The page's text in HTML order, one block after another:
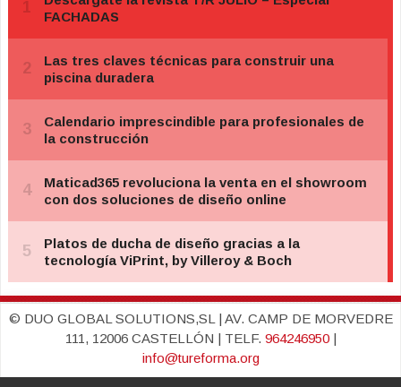
© DUO GLOBAL SOLUTIONS,SL | AV. CAMP DE MORVEDRE
111, 12006 CASTELLÓN | TELF. 964246950|
info@tureforma.org